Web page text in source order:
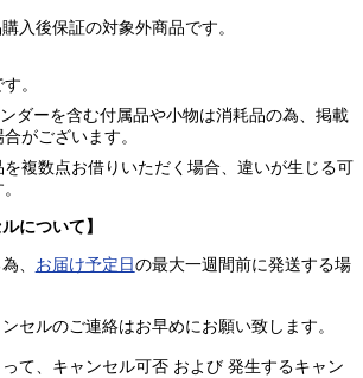
入後保証の対象外商品です。
。
ダーを含む付属品や小物は消耗品の為、掲載
がございます。
複数点お借りいただく場合、違いが生じる可
について】
、 お届け予定日 の最大一週間前に発送する場
セルのご連絡はお早めにお願い致します。
て、キャンセル可否 および 発生するキャン